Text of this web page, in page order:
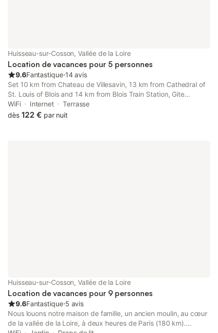
Huisseau-sur-Cosson, Vallée de la Loire
Location de vacances pour 5 personnes
9.6Fantastique⋅14 avis
Set 10 km from Chateau de Villesavin, 13 km from Cathedral of
St. Louis of Blois and 14 km from Blois Train Station, Gite
Art&Mie à l’entrée du Parc de CHAMBORD offers
accommodation located in Huisseau-sur-Cosson.
WiFi Internet
Terrasse
dès 122 € par nuit
Huisseau-sur-Cosson, Vallée de la Loire
Location de vacances pour 9 personnes
9.6Fantastique⋅5 avis
Nous louons notre maison de famille, un ancien moulin, au cœur
de la vallée de la Loire, à deux heures de Paris (180 km).